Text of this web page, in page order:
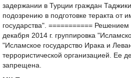
задержании в Турции граждан
подозрению в подготовке теракта от
государства". ===========
декабря 2014 г. группировка
"Исламское государство Ирака и
террористической организацией. Ее
запрещена.